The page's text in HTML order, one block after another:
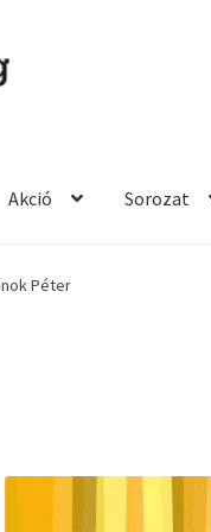
Akció Sorozat
Péter